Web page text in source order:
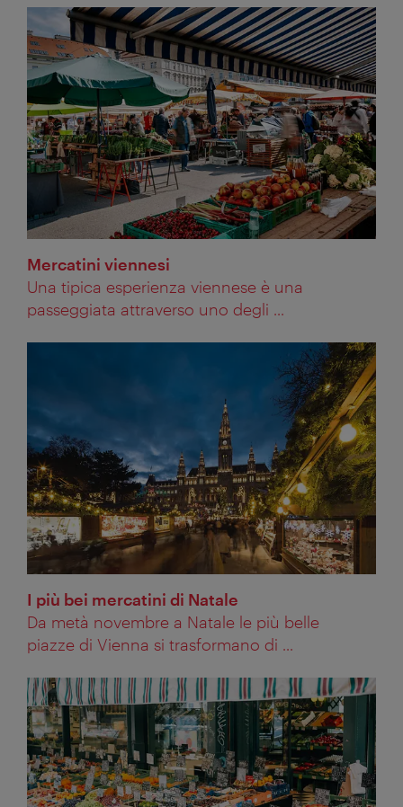
Mercatini viennesi
Una tipica esperienza viennese è una
passeggiata attraverso uno degli ...
I più bei mercatini di Natale
Da metà novembre a Natale le più belle
piazze di Vienna si trasformano di ...